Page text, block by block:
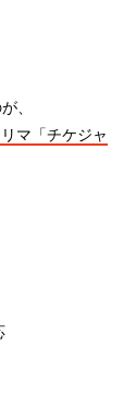
、
マ「チケジャ